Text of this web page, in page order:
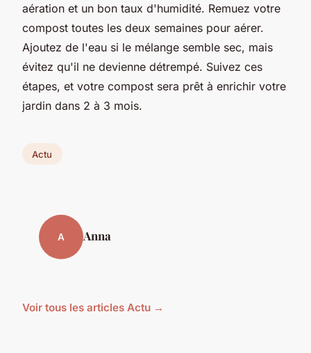
aération et un bon taux d'humidité. Remuez votre
compost toutes les deux semaines pour aérer.
Ajoutez de l'eau si le mélange semble sec, mais
évitez qu'il ne devienne détrempé. Suivez ces
étapes, et votre compost sera prêt à enrichir votre
jardin dans 2 à 3 mois.
Actu
A Anna
Voir tous les articles Actu →